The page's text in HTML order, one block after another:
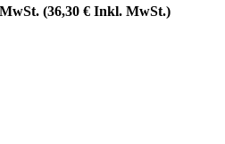
(36,30 € Inkl. MwSt.)